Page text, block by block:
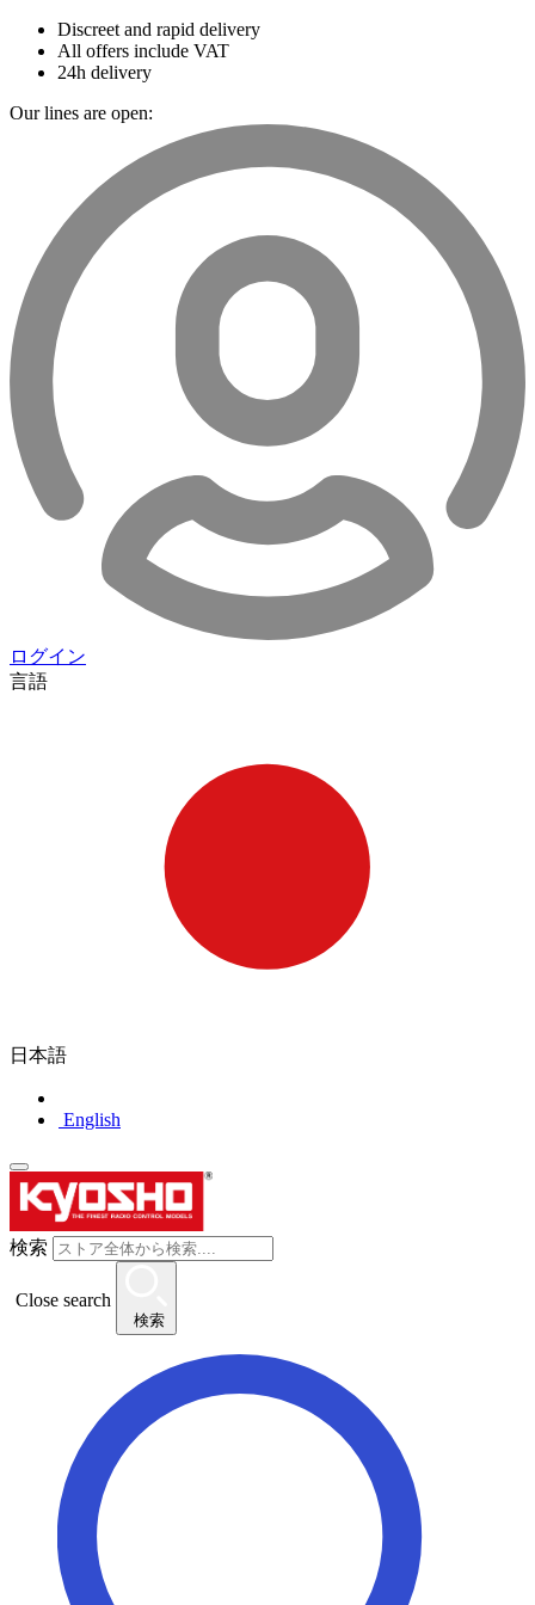
Discreet and rapid delivery
All offers include VAT
24h delivery
Our lines are open:
ログイン
言語
日本語
English
検索
Close search
検索